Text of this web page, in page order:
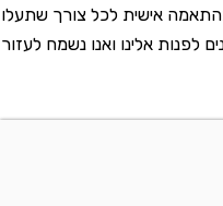
אישית לכל צורך שתעלו
אלינו ואנו נשמח לעזור